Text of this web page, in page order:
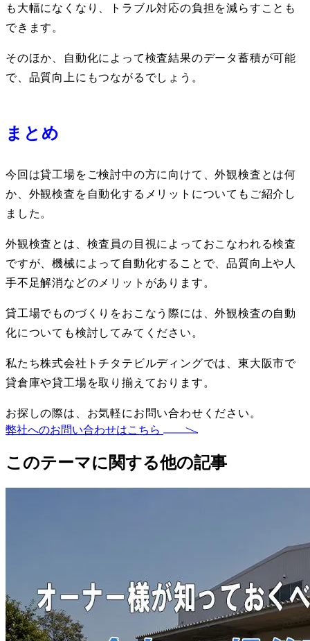
も大幅になくなり、トラブル対応の負担を減らすことも
できます。
そのほか、自動化によって検査結果のデータ蓄積が可能
で、品質向上にもつながるでしょう。
まとめ
今回は貸工場をご検討中の方に向けて、外観検査とは何
か、外観検査を自動化するメリットについてもご紹介し
ました。
外観検査とは、検査員の目視によっておこなわれる検査
ですが、機械によって自動化することで、品質向上や人
手不足解消などのメリットがあります。
貸工場でものづくりをおこなう際には、外観検査の自動
化についても検討してみてください。
私たち株式会社トチタテビルディングでは、東大阪市で
貸倉庫や貸工場を取り揃えております。
お探しの際は、お気軽にお問い合わせください。
弊社へのお問い合わせはこちら
このテーマに関する他の記事